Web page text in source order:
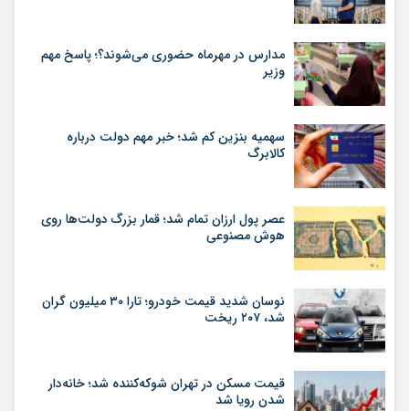
مدارس در مهرماه حضوری می‌شوند؟؛ پاسخ مهم
وزیر
سهمیه بنزین کم شد؛ خبر مهم دولت درباره
کالابرگ
عصر پول ارزان تمام شد؛ قمار بزرگ دولت‌ها روی
هوش مصنوعی
نوسان شدید قیمت خودرو؛ تارا ۳۰ میلیون گران
شد، ۲۰۷ ریخت
قیمت مسکن در تهران شوکه‌کننده شد؛ خانه‌دار
شدن رویا شد